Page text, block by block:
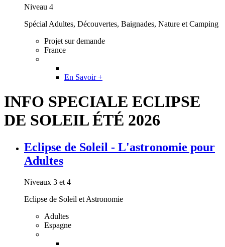
Niveau 4
Spécial Adultes, Découvertes, Baignades, Nature et Camping
Projet sur demande
France
En Savoir +
INFO SPECIALE ECLIPSE
DE SOLEIL ÉTÉ 2026
Eclipse de Soleil - L'astronomie pour
Adultes
Niveaux 3 et 4
Eclipse de Soleil et Astronomie
Adultes
Espagne